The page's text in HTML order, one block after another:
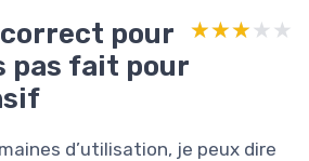
pour
pas fait pour
★★★★★
★★★★★
d’utilisation, je peux dire